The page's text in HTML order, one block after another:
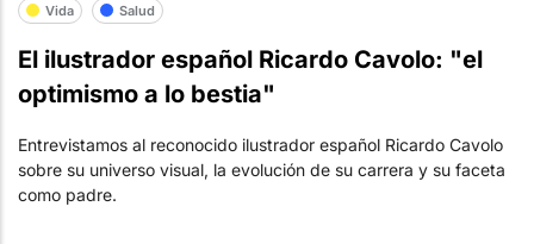
Vida Salud
El ilustrador español Ricardo Cavolo: "el
optimismo a lo bestia"
Entrevistamos al reconocido ilustrador español Ricardo Cavolo
sobre su universo visual, la evolución de su carrera y su faceta
como padre.